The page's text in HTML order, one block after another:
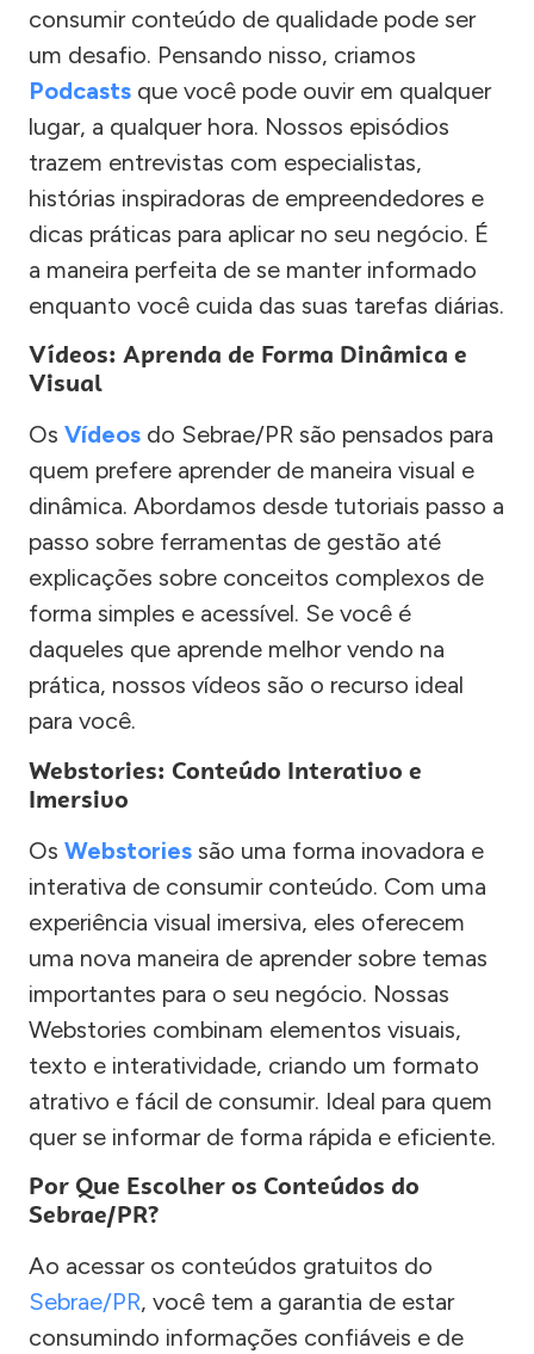
consumir conteúdo de qualidade pode ser
um desafio. Pensando nisso, criamos
Podcasts que você pode ouvir em qualquer
lugar, a qualquer hora. Nossos episódios
trazem entrevistas com especialistas,
histórias inspiradoras de empreendedores e
dicas práticas para aplicar no seu negócio. É
a maneira perfeita de se manter informado
enquanto você cuida das suas tarefas diárias.
Vídeos: Aprenda de Forma Dinâmica e
Visual
Os Vídeos do Sebrae/PR são pensados para
quem prefere aprender de maneira visual e
dinâmica. Abordamos desde tutoriais passo a
passo sobre ferramentas de gestão até
explicações sobre conceitos complexos de
forma simples e acessível. Se você é
daqueles que aprende melhor vendo na
prática, nossos vídeos são o recurso ideal
para você.
Webstories: Conteúdo Interativo e
Imersivo
Os Webstories são uma forma inovadora e
interativa de consumir conteúdo. Com uma
experiência visual imersiva, eles oferecem
uma nova maneira de aprender sobre temas
importantes para o seu negócio. Nossas
Webstories combinam elementos visuais,
texto e interatividade, criando um formato
atrativo e fácil de consumir. Ideal para quem
quer se informar de forma rápida e eficiente.
Por Que Escolher os Conteúdos do
Sebrae/PR?
Ao acessar os conteúdos gratuitos do
Sebrae/PR, você tem a garantia de estar
consumindo informações confiáveis e de